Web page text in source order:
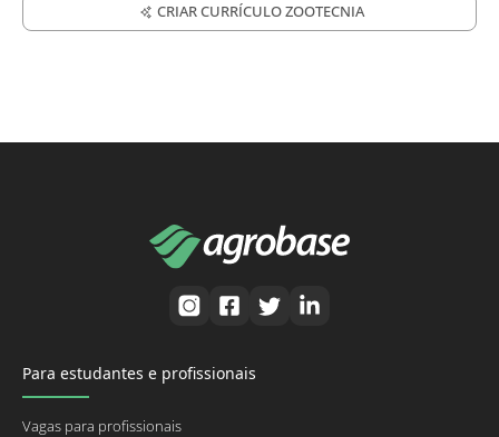
CRIAR CURRÍCULO ZOOTECNIA
Para estudantes e profissionais
Vagas para profissionais